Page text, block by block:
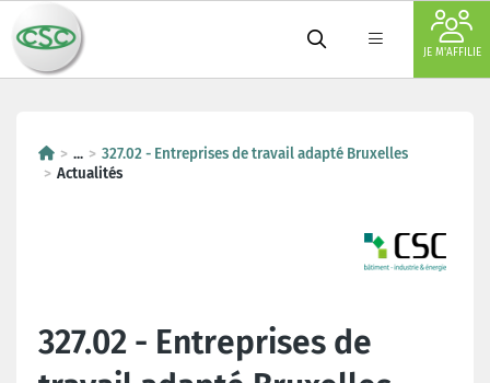
JE M'AFFILIE
...
327.02 - Entreprises de travail adapté Bruxelles
Actualités
327.02 - Entreprises de